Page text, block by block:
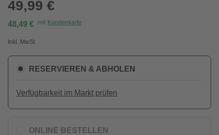
49,99 €
48,49 € mit Kundenkarte
Inkl. MwSt.
RESERVIEREN & ABHOLEN
Verfügbarkeit im Markt prüfen
ONLINE BESTELLEN